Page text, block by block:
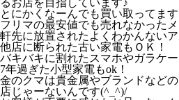
るお店を目指しています♪
とにかくなーんでも買い取ってます
フリマの最安値でも売れなかった
軒先に放置されたよくわかんないア
他店に断られた古い家電もＯＫ！
バキバキに割れたスマホやガラケー
7年過ぎた小型家電もok！
金のクマは貴金属やブランドなど
店じゃーないんです(^_^)/